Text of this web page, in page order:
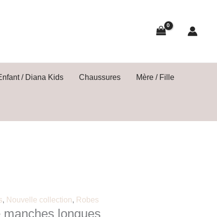
/ Diana Kids Chaussures Mère / Fille
, Nouvelle collection, Robes
longues